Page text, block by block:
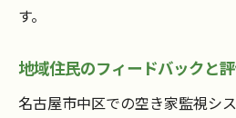
す。
地域住民のフィードバックと
名古屋市中区での空き家監視シ